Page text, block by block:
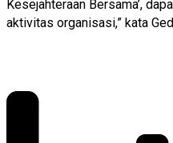
Kesejahteraan Bersama’,
aktivitas organisasi,” kata